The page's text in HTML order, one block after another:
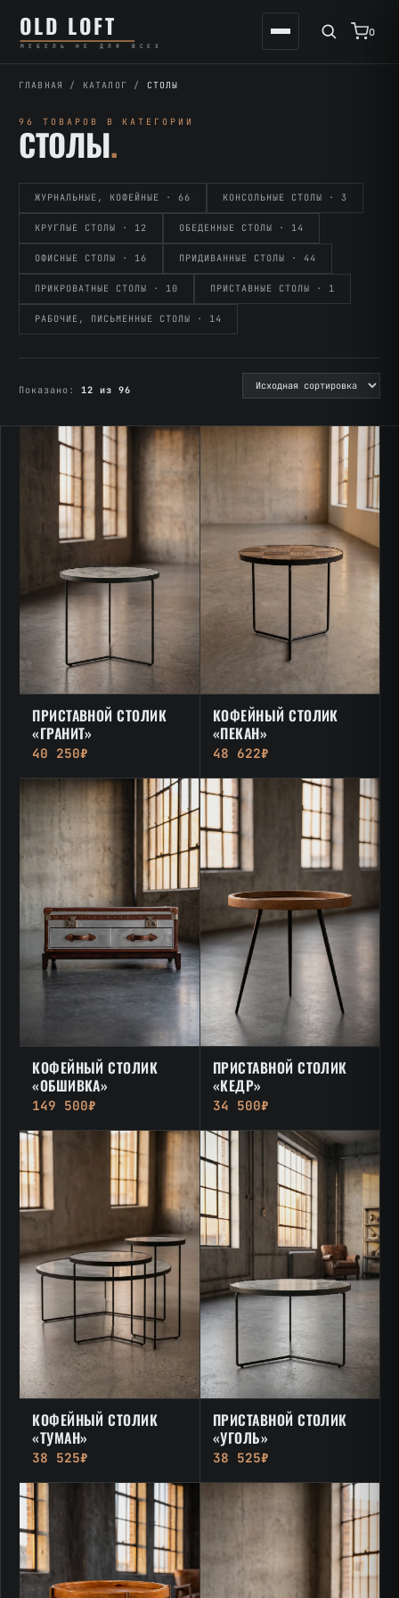
содержимому
содержимому
OLD LOFT
МЕБЕЛЬ НЕ ДЛЯ ВСЕХ
0
ГЛАВНАЯ / КАТАЛОГ / СТОЛЫ
96 ТОВАРОВ В КАТЕГОРИИ
СТОЛЫ.
ЖУРНАЛЬНЫЕ, КОФЕЙНЫЕ · 66 КОНСОЛЬНЫЕ СТОЛЫ · 3
КРУГЛЫЕ СТОЛЫ · 12 ОБЕДЕННЫЕ СТОЛЫ · 14
ОФИСНЫЕ СТОЛЫ · 16 ПРИДИВАННЫЕ СТОЛЫ · 44
ПРИКРОВАТНЫЕ СТОЛЫ · 10 ПРИСТАВНЫЕ СТОЛЫ · 1
РАБОЧИЕ, ПИСЬМЕННЫЕ СТОЛЫ · 14
Показано:12 из 96
ПРИСТАВНОЙ СТОЛИК
«ГРАНИТ»
40 250₽
КОФЕЙНЫЙ СТОЛИК
«ПЕКАН»
48 622₽
КОФЕЙНЫЙ СТОЛИК
«ОБШИВКА»
149 500₽
ПРИСТАВНОЙ СТОЛИК
«КЕДР»
34 500₽
КОФЕЙНЫЙ СТОЛИК
«ТУМАН»
38 525₽
ПРИСТАВНОЙ СТОЛИК
«УГОЛЬ»
38 525₽